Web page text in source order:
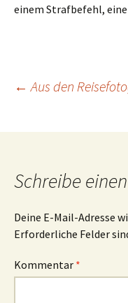
einem Strafbefehl,
← Aus den
Schreibe
Deine E-Mail-Adresse
Erforderliche Felder
Kommentar *